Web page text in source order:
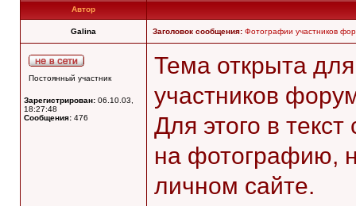
Автор
Galina Заголовок сообщения: Фотографии участников
Постоянный участник
Зарегистрирован: 06.10.03,
18:27:48
Сообщения: 476
Тема открыта
участников
Для этого в
на фотографию,
личном сайте.